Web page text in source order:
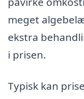
meget
ekstra
i prisen.
Typisk kan